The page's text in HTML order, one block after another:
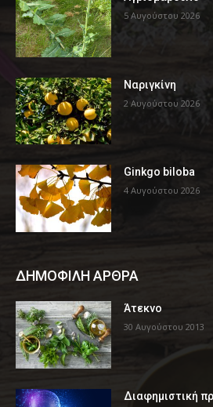
5 Αυγούστου 2026
Ναριγκίνη
2 Αυγούστου 2026
Ginkgo biloba
4 Αυγούστου 2026
ΔΗΜΟΦΙΛΗ ΑΡΘΡΑ
Άτεκνο
30 Αυγούστου 2013
Διαφημιστική